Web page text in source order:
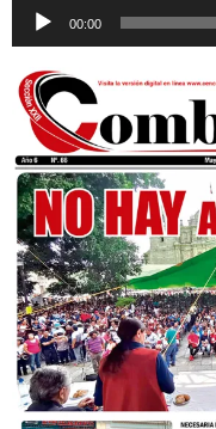
Reproductor
00:00